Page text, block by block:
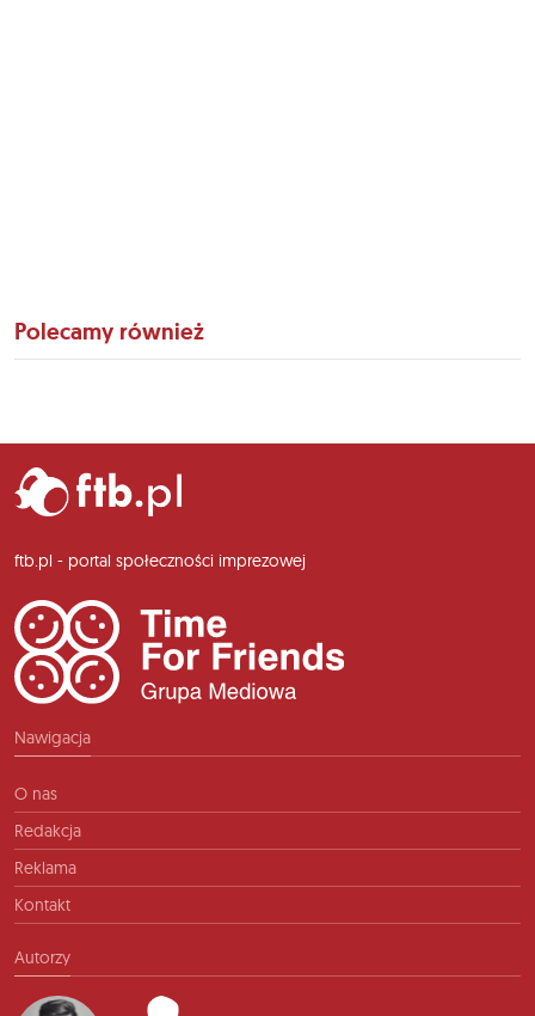
Polecamy również
ftb.pl - portal społeczności imprezowej
Nawigacja
O nas
Redakcja
Reklama
Kontakt
Autorzy